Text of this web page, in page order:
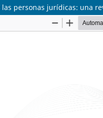
personas jurídicas: una